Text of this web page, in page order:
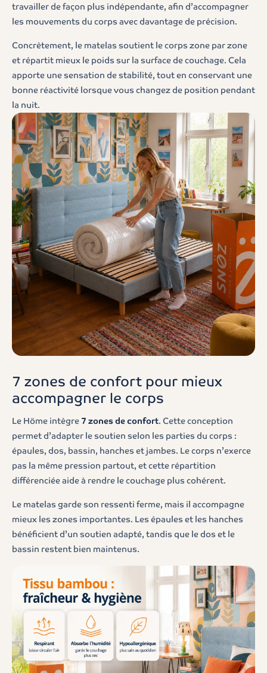
travailler de façon plus indépendante, afin d’accompagner
les mouvements du corps avec davantage de précision.
Concrètement, le matelas soutient le corps zone par zone
et répartit mieux le poids sur la surface de couchage. Cela
apporte une sensation de stabilité, tout en conservant une
bonne réactivité lorsque vous changez de position pendant
la nuit.
7 zones de confort pour mieux
accompagner le corps
Le Höme intègre 7 zones de confort. Cette conception
permet d’adapter le soutien selon les parties du corps :
épaules, dos, bassin, hanches et jambes. Le corps n’exerce
pas la même pression partout, et cette répartition
différenciée aide à rendre le couchage plus cohérent.
Le matelas garde son ressenti ferme, mais il accompagne
mieux les zones importantes. Les épaules et les hanches
bénéficient d’un soutien adapté, tandis que le dos et le
bassin restent bien maintenus.